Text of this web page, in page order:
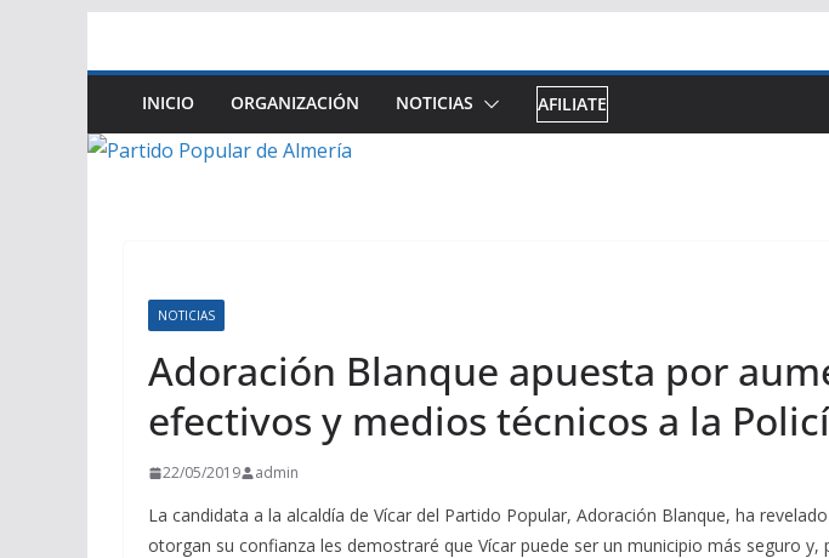
contenido
INICIO ORGANIZACIÓN NOTICIAS AFILIATE
NOTICIAS
Adoración Blanque apuesta por
efectivos y medios técnicos a la
22/05/2019 admin
La candidata a la alcaldía de Vícar del Partido Popular, Adoración Blanque, ha
otorgan su confianza les demostraré que Vícar puede ser un municipio más seguro